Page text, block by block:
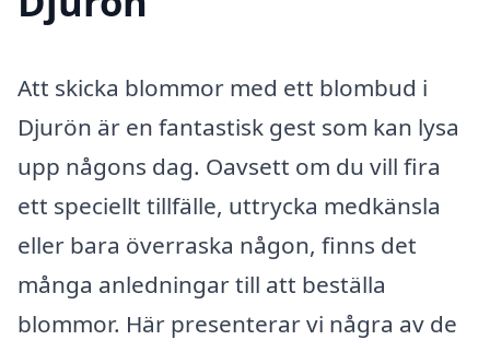
Att skicka blommor med ett blombud i
Djurön är en fantastisk gest som kan lysa
upp någons dag. Oavsett om du vill fira
ett speciellt tillfälle, uttrycka medkänsla
eller bara överraska någon, finns det
många anledningar till att beställa
blommor. Här presenterar vi några av de